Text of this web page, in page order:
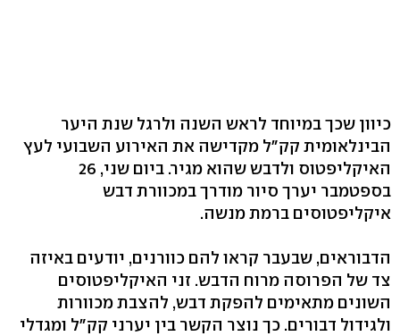
כיוון שכך במיוחד לראש השנה ולרגל שנת היער
הבינלאומית קק"ל מקדישה את האירוע השבועי לעץ
האיקליפטוס ולדבש שהוא מגיר. ביום שני, 26
בספטמבר יערך סיור מודרך במכוורת דבש
איקליפטוסים ברמת מנשה.
הדבוראים, שבעבר קראו להם כוורנים, יודעים באיזה
צד של הפרוסה מרוח הדבש. זני האיקליפטוסים
השונים מתאימים להפקת דבש, להצבת מכוורות
ולגידול דבורים. כך נוצר הקשר בין יערני קק"ל ומגדלי